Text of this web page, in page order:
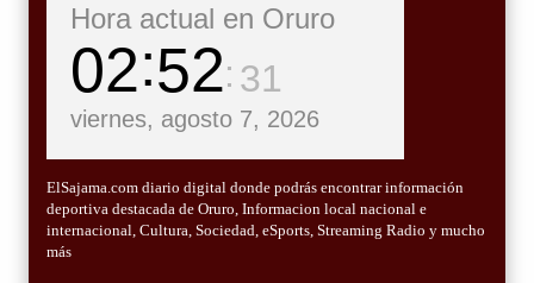
Hora actual en Oruro
02 52 33
viernes, agosto 7, 2026
ElSajama.com diario digital donde podrás encontrar información
deportiva destacada de Oruro, Informacion local nacional e
internacional, Cultura, Sociedad, eSports, Streaming Radio y mucho
más